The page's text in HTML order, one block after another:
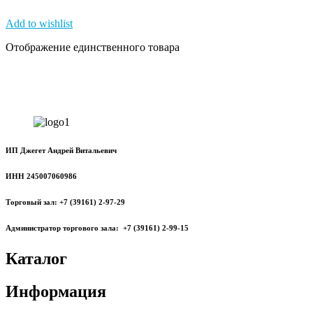
Add to wishlist
Отображение единственного товара
ИП Джегет Андрей Витальевич
ИНН 245007060986
Торговый зал: +7 (39161) 2-97-29
Администратор торгового зала: +7 (39161) 2-99-15
Каталог
Информация